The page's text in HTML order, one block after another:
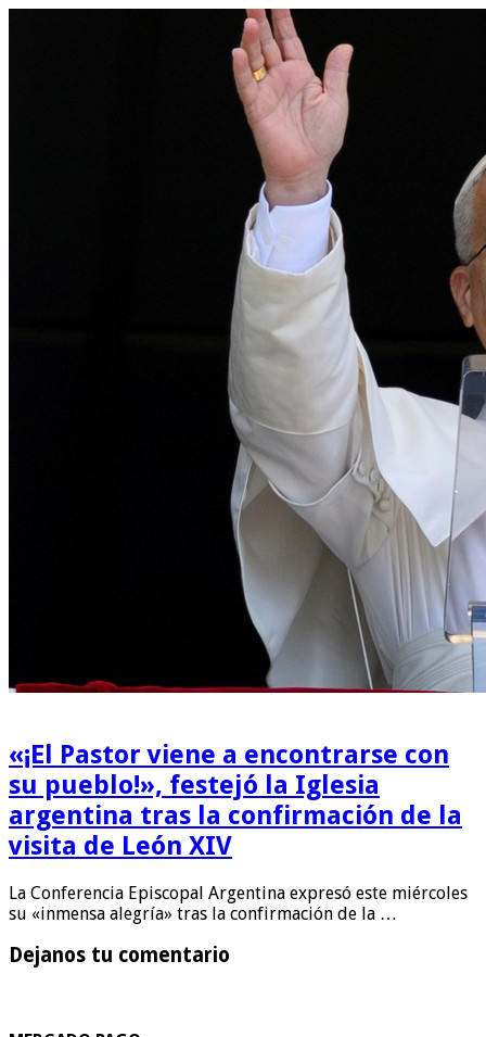
«¡El Pastor viene a encontrarse con
su pueblo!», festejó la Iglesia
argentina tras la confirmación de la
visita de León XIV
La Conferencia Episcopal Argentina expresó este miércoles
su «inmensa alegría» tras la confirmación de la …
Dejanos tu comentario